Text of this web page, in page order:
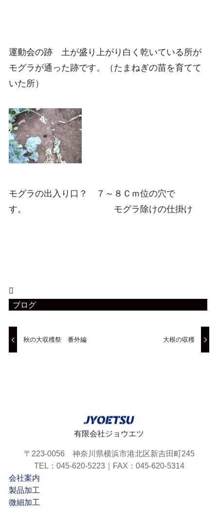
運動会の跡 土が盛り上がり白く乾いている所が
モグラが通った跡です。（たまねぎの苗を育てて
いた所）
モグラの出入り口？ ７～８Ｃｍ位の穴で
す。 モグラ除けの仕掛け
ブログ
秋の大収穫祭 番外編 大根の収穫
有限会社ジョウエツ
〒223-0056 神奈川県横浜市港北区新吉田町245
TEL：045-620-5223｜FAX：045-620-5314
会社案内
製品加工
微細加工